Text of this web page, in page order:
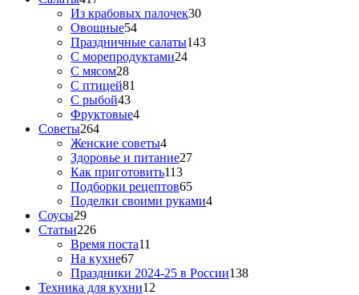
Из крабовых палочек30
Овощные54
Праздничные салаты143
С морепродуктами24
С мясом28
С птицей81
С рыбой43
Фруктовые4
Советы264
Женские советы4
Здоровье и питание27
Как приготовить113
Подборки рецептов65
Поделки своими руками4
Соусы29
Статьи226
Время поста11
На кухне67
Праздники 2024-25 в России138
Техника для кухни12